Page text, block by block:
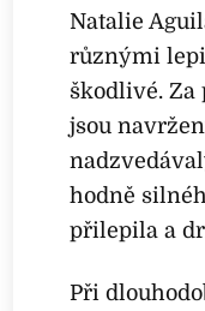
Natalie
různými
škodlivé. Za
jsou
hodně
přilepila a
Při